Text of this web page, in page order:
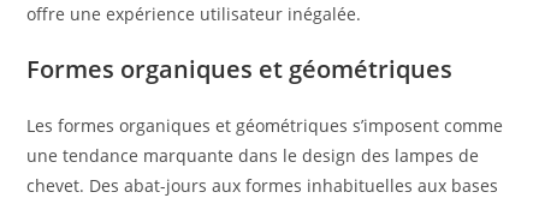
offre une expérience utilisateur inégalée.
Formes organiques et géométriques
Les formes organiques et géométriques s’imposent comme
une tendance marquante dans le design des lampes de
chevet. Des abat-jours aux formes inhabituelles aux bases